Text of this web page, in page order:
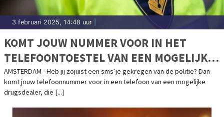
3 februari 2025, 14:48 uur
KOMT JOUW NUMMER VOOR IN HET
TELEFOONTOESTEL VAN EEN MOGELIJKE
DRUGSDEALER ?
AMSTERDAM - Heb jij zojuist een sms’je gekregen van de politie? Dan
komt jouw telefoonnummer voor in een telefoon van een mogelijke
drugsdealer, die [...]